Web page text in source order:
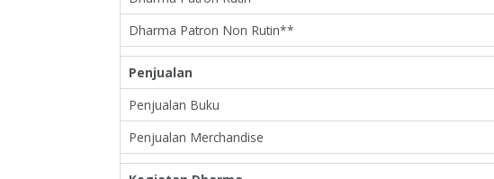
Dharma Patron Non Rutin**
Penjualan
Penjualan Buku
Penjualan Merchandise